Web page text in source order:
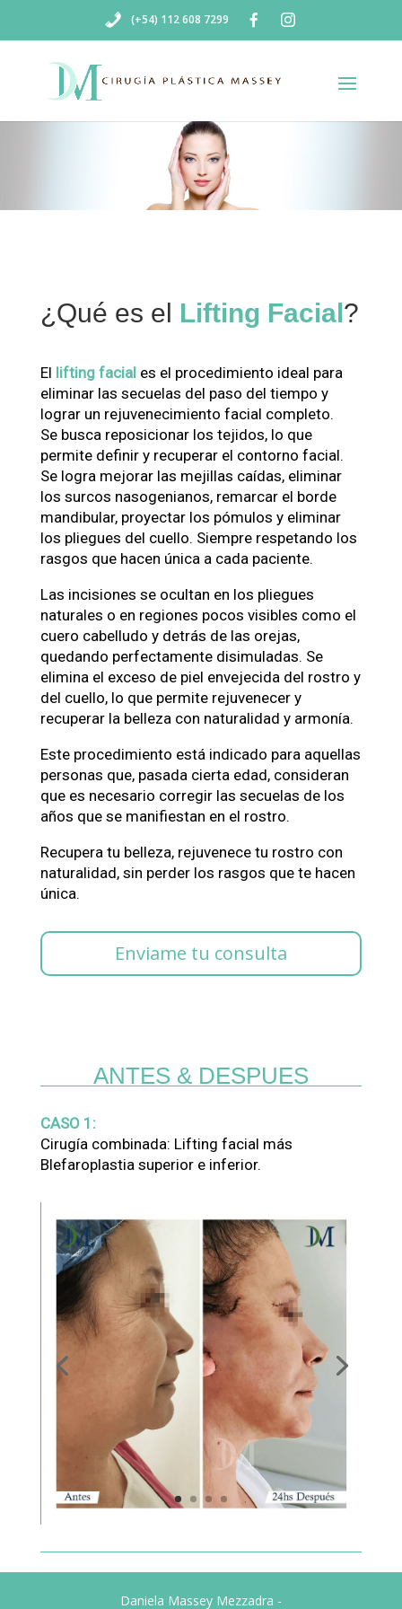
(+54) 112 608 7299
¿Qué es el Lifting Facial ?
El lifting facial es el procedimiento ideal para
eliminar las secuelas del paso del tiempo y
lograr un rejuvenecimiento facial completo.
Se busca reposicionar los tejidos, lo que
permite definir y recuperar el contorno facial.
Se logra mejorar las mejillas caídas, eliminar
los surcos nasogenianos, remarcar el borde
mandibular, proyectar los pómulos y eliminar
los pliegues del cuello. Siempre respetando los
rasgos que hacen única a cada paciente.
Las incisiones se ocultan en los pliegues
naturales o en regiones pocos visibles como el
cuero cabelludo y detrás de las orejas,
quedando perfectamente disimuladas. Se
elimina el exceso de piel envejecida del rostro y
del cuello, lo que permite rejuvenecer y
recuperar la belleza con naturalidad y armonía.
Este procedimiento está indicado para aquellas
personas que, pasada cierta edad, consideran
que es necesario corregir las secuelas de los
años que se manifiestan en el rostro.
Recupera tu belleza, rejuvenece tu rostro con
naturalidad, sin perder los rasgos que te hacen
única.
Enviame tu consulta
ANTES & DESPUES
CASO 1:
Cirugía combinada: Lifting facial más
Blefaroplastia superior e inferior.
Daniela Massey Mezzadra -